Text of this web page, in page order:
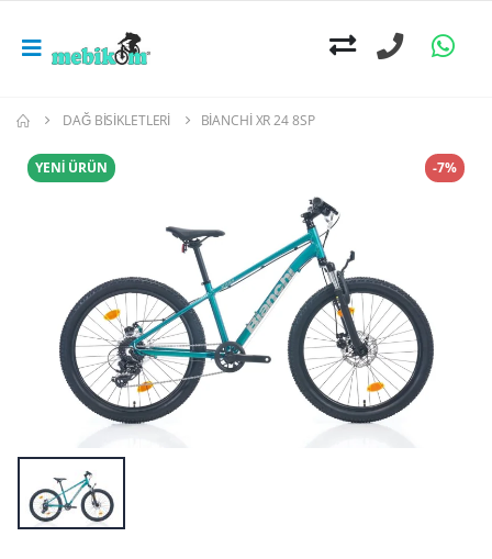
DAĞ BISIKLETLERI BIANCHI XR 24 8SP
YENİ ÜRÜN -7%